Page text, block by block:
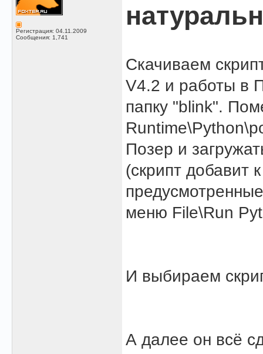
Регистрация: 04.11.2009
Сообщения: 1,741
Скачиваем
V4.2 и работы в
папку "blink".
Позер и
(скрипт добавит
меню File\Run
И выбираем
А далее он всё